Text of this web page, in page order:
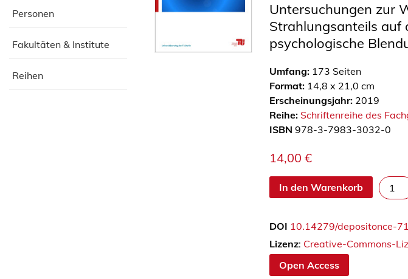
Personen
Fakultäten & Institute
Reihen
Untersuchungen zur
Strahlungsanteils auf
psychologische
Umfang: 173 Seiten
Format:14,8 x 21,0 cm
Erscheinungsjahr:2019
Reihe: Schriftenreihe des
ISBN 978-3-7983-3032-0
14,00 €
In den Warenkorb
u
E
i
DOI 10.14279/depositonce-
Lizenz: Creative-Commons-
Open Access